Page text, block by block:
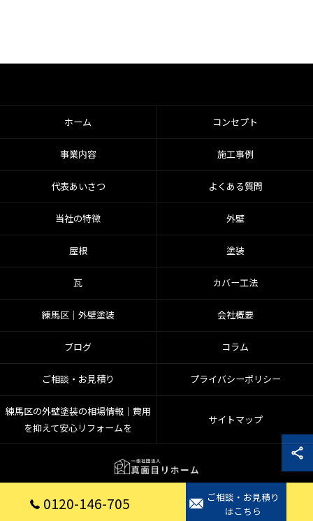
0120-146-705
ご相談・お見積り
はこちら
ホーム コンセプト
事業内容 施工事例
代表あいさつ よくある質問
当社の特徴 外壁
屋根 塗装
瓦 カバー工法
練馬区│外壁塗装 会社概要
ブログ コラム
ご相談・お見積り プライバシーポリシー
練馬区の外壁塗装の相場情報｜費用
を抑えて安心リフォームを
サイトマップ
© 2026 埼玉県入間郡のリフォームなら一般社団法人真面目リホーム ALL RIGHTS